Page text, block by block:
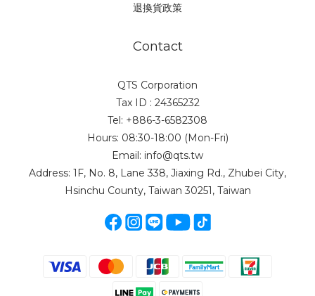
退換貨政策
Contact
QTS Corporation
Tax ID : 24365232
Tel: +886-3-6582308
Hours: 08:30-18:00 (Mon-Fri)
Email: info@qts.tw
Address: 1F, No. 8, Lane 338, Jiaxing Rd., Zhubei City,
Hsinchu County, Taiwan 30251, Taiwan